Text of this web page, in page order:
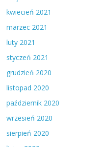
kwiecień 2021
marzec 2021
luty 2021
styczeń 2021
grudzień 2020
listopad 2020
październik 2020
wrzesień 2020
sierpień 2020